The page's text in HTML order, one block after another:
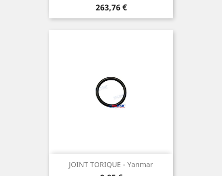
Prix
263,76 €
JOINT TORIQUE - Yanmar